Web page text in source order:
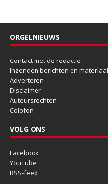
ORGELNIEUWS
Contact met de redactie
Inzenden berichten en materiaal
Adverteren
Disclaimer
Auteursrechten
Colofon
VOLG ONS
Facebook
YouTube
RSS-feed